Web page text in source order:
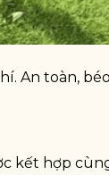
An toàn,
kết hợp